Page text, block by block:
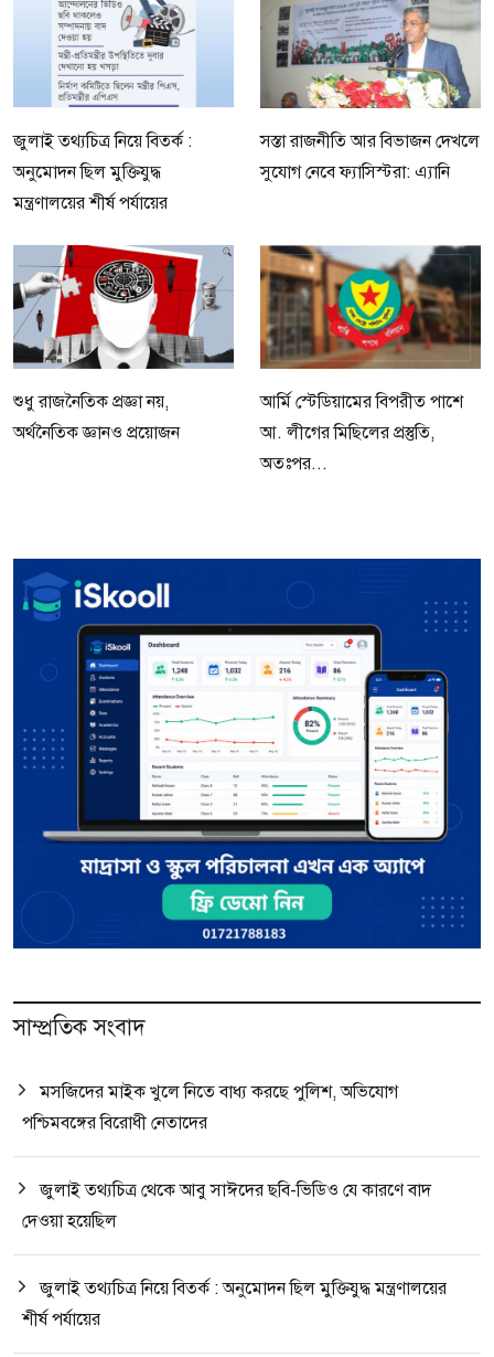
জুলাই তথ্যচিত্র নিয়ে বিতর্ক :
অনুমোদন ছিল মুক্তিযুদ্ধ
মন্ত্রণালয়ের শীর্ষ পর্যায়ের
সস্তা রাজনীতি আর বিভাজন দেখলে
সুযোগ নেবে ফ্যাসিস্টরা: এ্যানি
শুধু রাজনৈতিক প্রজ্ঞা নয়,
অর্থনৈতিক জ্ঞানও প্রয়োজন
আর্মি স্টেডিয়ামের বিপরীত পাশে
আ. লীগের মিছিলের প্রস্তুতি,
অতঃপর...
সাম্প্রতিক সংবাদ
মসজিদের মাইক খুলে নিতে বাধ্য করছে পুলিশ, অভিযোগ
পশ্চিমবঙ্গের বিরোধী নেতাদের
জুলাই তথ্যচিত্র থেকে আবু সাঈদের ছবি-ভিডিও যে কারণে বাদ
দেওয়া হয়েছিল
জুলাই তথ্যচিত্র নিয়ে বিতর্ক : অনুমোদন ছিল মুক্তিযুদ্ধ মন্ত্রণালয়ের
শীর্ষ পর্যায়ের